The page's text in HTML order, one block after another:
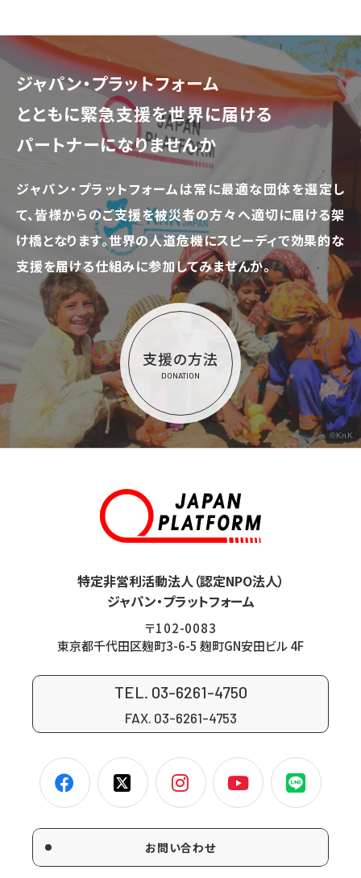
ジャパン・プラットフォーム
とともに緊急支援を世界に届ける
パートナーになりませんか
ジャパン・プラットフォームは常に最適な団体を選定し
て、皆様からのご支援を被災者の方々へ適切に届ける架
け橋となります。世界の人道危機にスピーディで効果的な
支援を届ける仕組みに参加してみませんか。
支援の方法
DONATION
©KnK
特定非営利活動法人（認定NPO法人）
ジャパン・プラットフォーム
〒102-0083
東京都千代田区麹町3-6-5 麹町GN安田ビル 4F
TEL. 03-6261-4750
FAX. 03-6261-4753
お問い合わせ